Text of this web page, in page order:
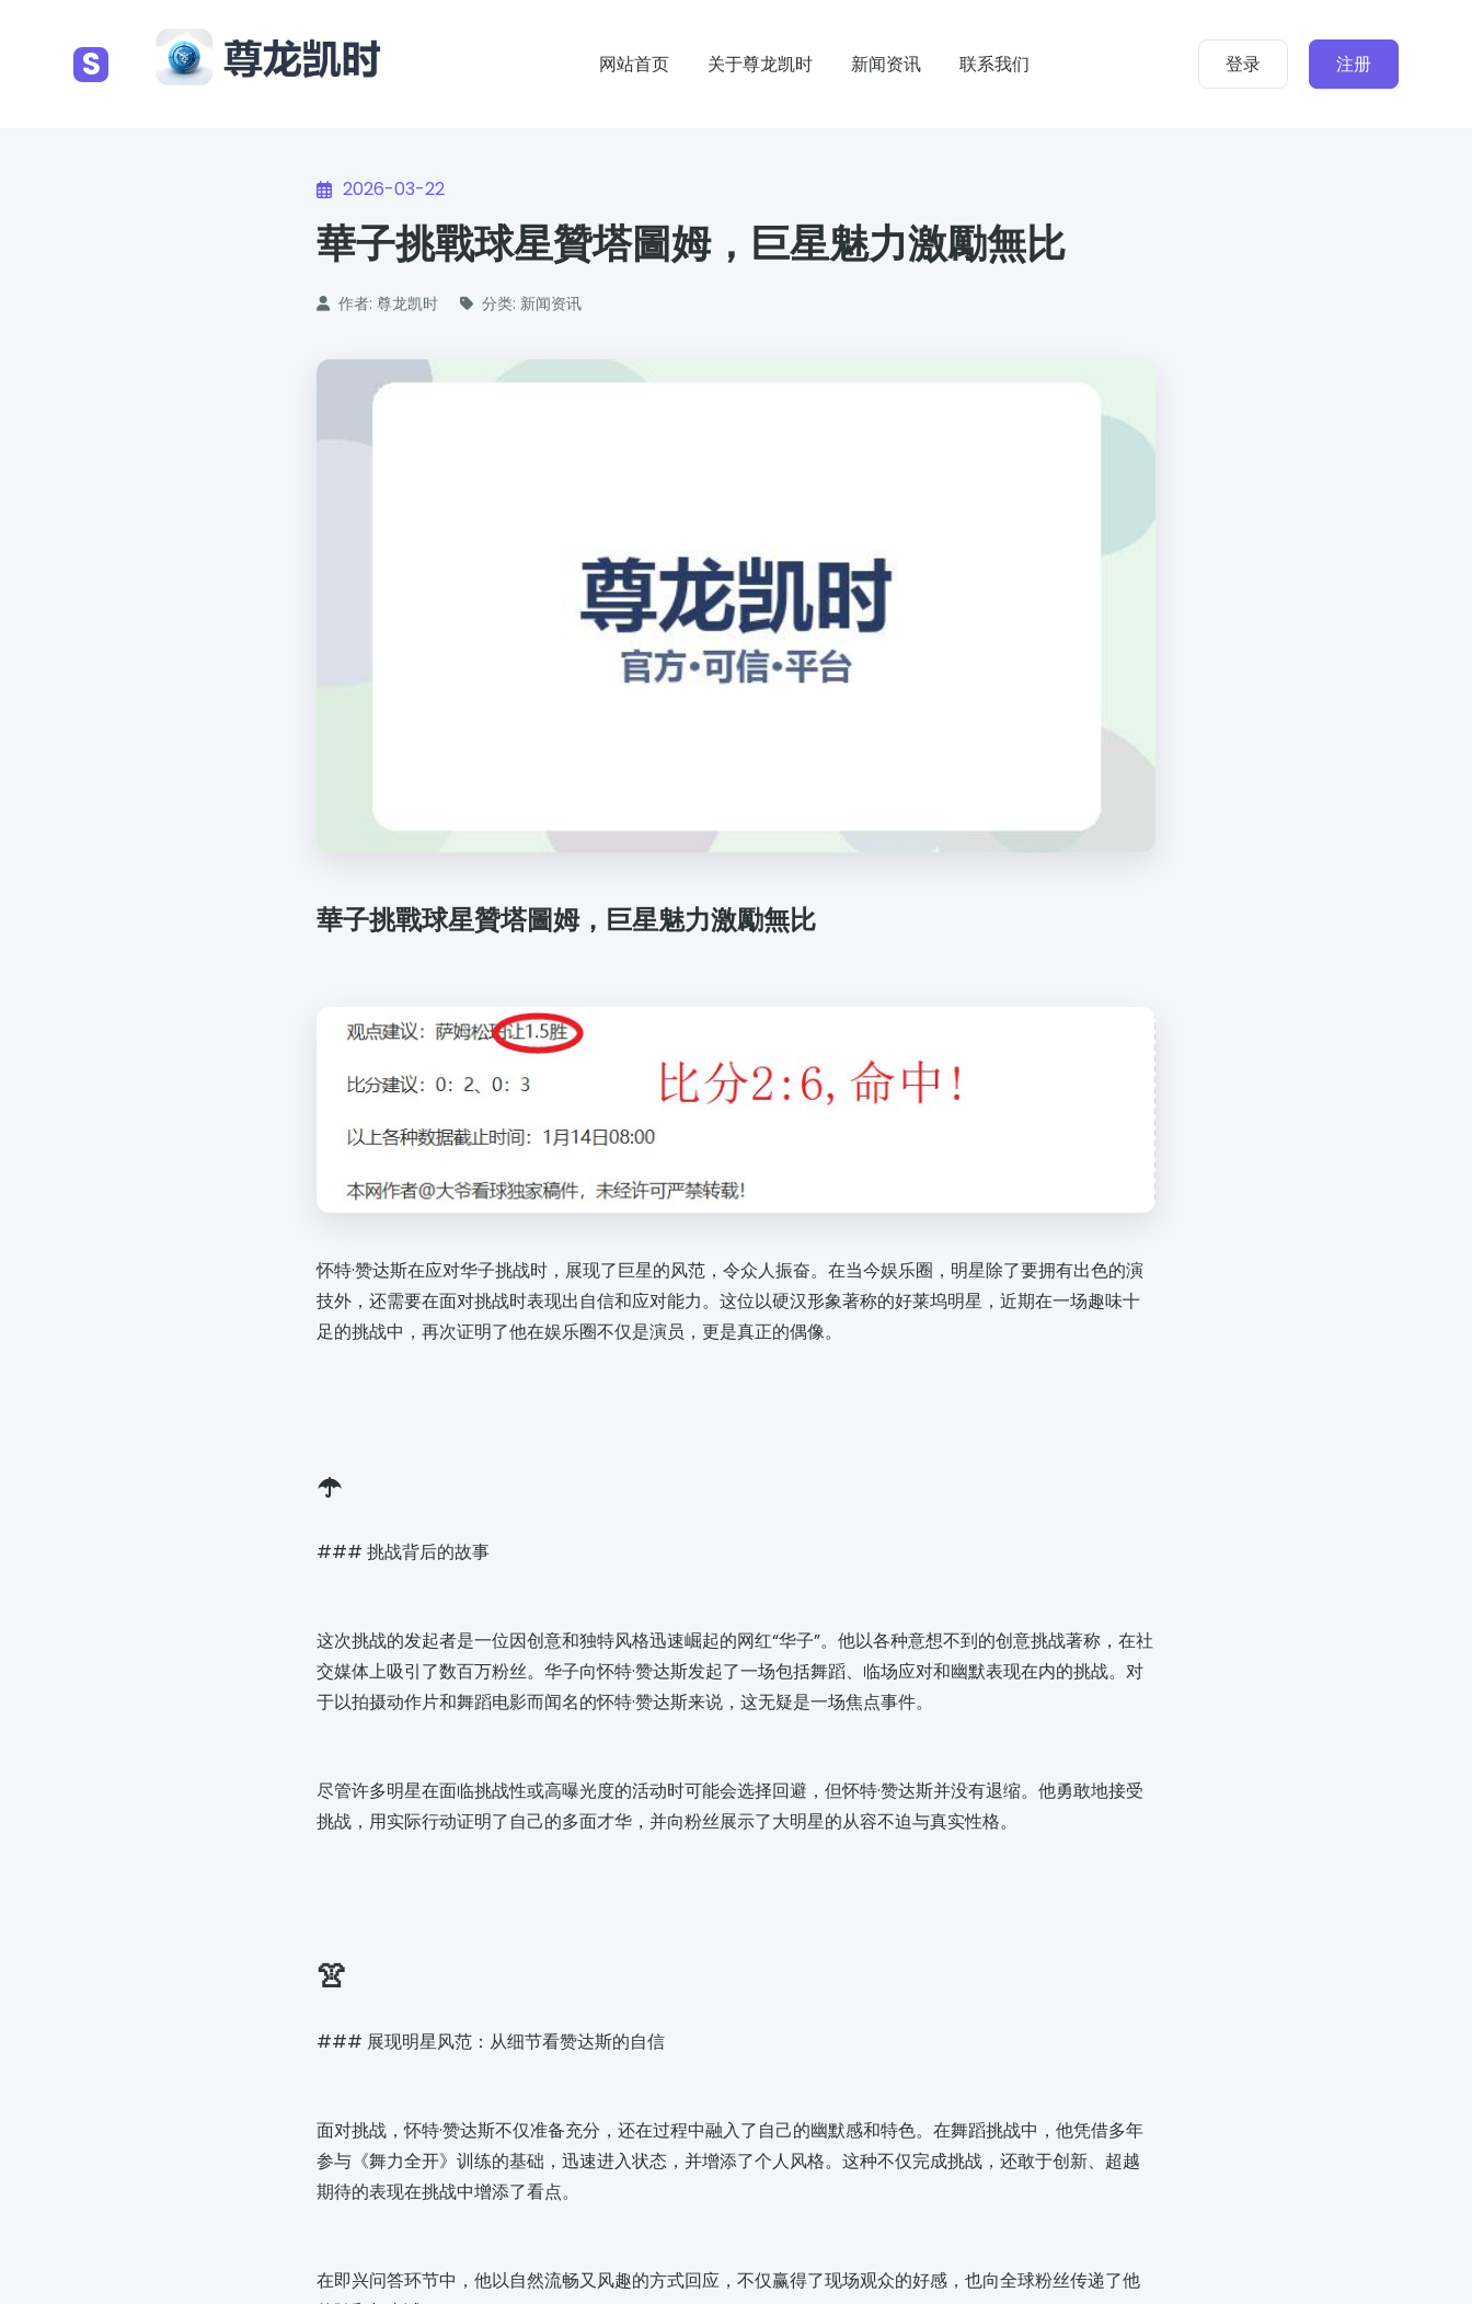
S 网站首页 关于尊龙凯时 新闻资讯 联系我们 登录 注册
2026-03-22
華子挑戰球星贊塔圖姆，巨星魅力激勵無比
作者: 尊龙凯时 分类: 新闻资讯
華子挑戰球星贊塔圖姆，巨星魅力激勵無比
怀特·赞达斯在应对华子挑战时，展现了巨星的风范，令众人振奋。在当今娱乐圈，明星除了要拥有出色的演
技外，还需要在面对挑战时表现出自信和应对能力。这位以硬汉形象著称的好莱坞明星，近期在一场趣味十
足的挑战中，再次证明了他在娱乐圈不仅是演员，更是真正的偶像。
☂️
### 挑战背后的故事
这次挑战的发起者是一位因创意和独特风格迅速崛起的网红“华子”。他以各种意想不到的创意挑战著称，在社
交媒体上吸引了数百万粉丝。华子向怀特·赞达斯发起了一场包括舞蹈、临场应对和幽默表现在内的挑战。对
于以拍摄动作片和舞蹈电影而闻名的怀特·赞达斯来说，这无疑是一场焦点事件。
尽管许多明星在面临挑战性或高曝光度的活动时可能会选择回避，但怀特·赞达斯并没有退缩。他勇敢地接受
挑战，用实际行动证明了自己的多面才华，并向粉丝展示了大明星的从容不迫与真实性格。
👚
### 展现明星风范：从细节看赞达斯的自信
面对挑战，怀特·赞达斯不仅准备充分，还在过程中融入了自己的幽默感和特色。在舞蹈挑战中，他凭借多年
参与《舞力全开》训练的基础，迅速进入状态，并增添了个人风格。这种不仅完成挑战，还敢于创新、超越
期待的表现在挑战中增添了看点。
在即兴问答环节中，他以自然流畅又风趣的方式回应，不仅赢得了现场观众的好感，也向全球粉丝传递了他